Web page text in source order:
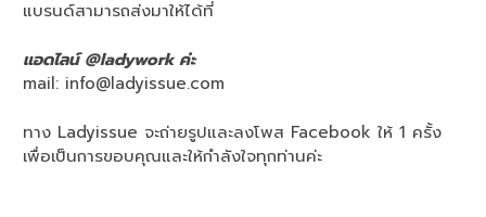
แบรนด์สามารถส่งมาให้ได้ที่
แอดไลน์ @ladywork ค่ะ
mail: info@ladyissue.com
ทาง Ladyissue จะถ่ายรูปและลงโพส Facebook ให้ 1 ครั้ง
เพื่อเป็นการขอบคุณและให้กำลังใจทุกท่านค่ะ